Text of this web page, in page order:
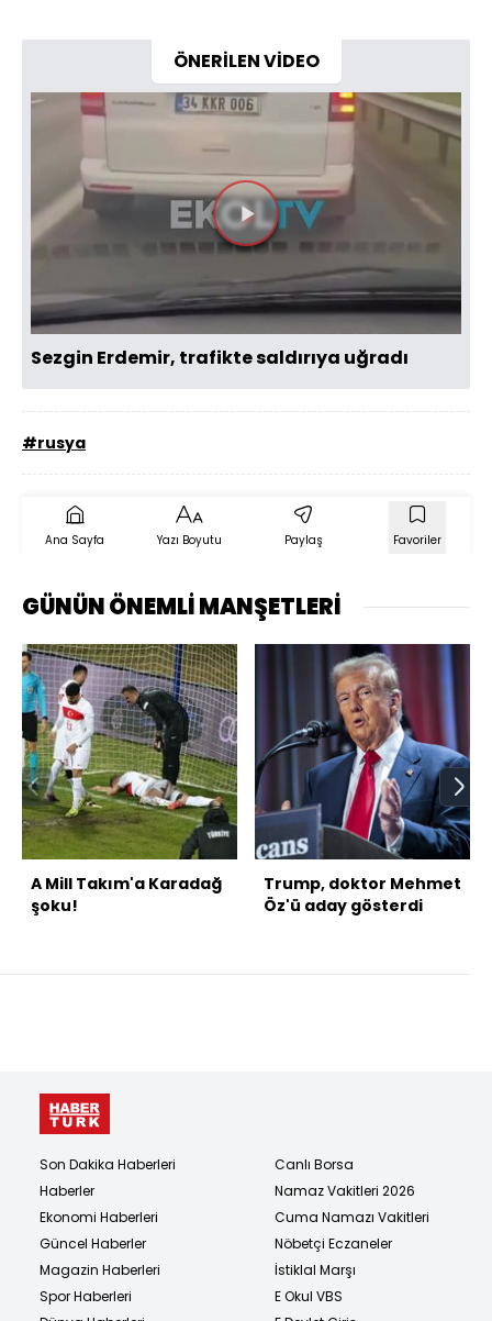
ÖNERİLEN VİDEO
Videoyu
Oynat
Sezgin Erdemir, trafikte saldırıya uğradı
#rusya
Ana Sayfa Yazı Boyutu Paylaş Favoriler
GÜNÜN ÖNEMLİ MANŞETLERİ
A Mill Takım'a Karadağ
şoku!
Trump, doktor Mehmet
Öz'ü aday gösterdi
Son Dakika Haberleri
Haberler
Ekonomi Haberleri
Güncel Haberler
Magazin Haberleri
Spor Haberleri
Canlı Borsa
Namaz Vakitleri 2026
Cuma Namazı Vakitleri
Nöbetçi Eczaneler
İstiklal Marşı
E Okul VBS